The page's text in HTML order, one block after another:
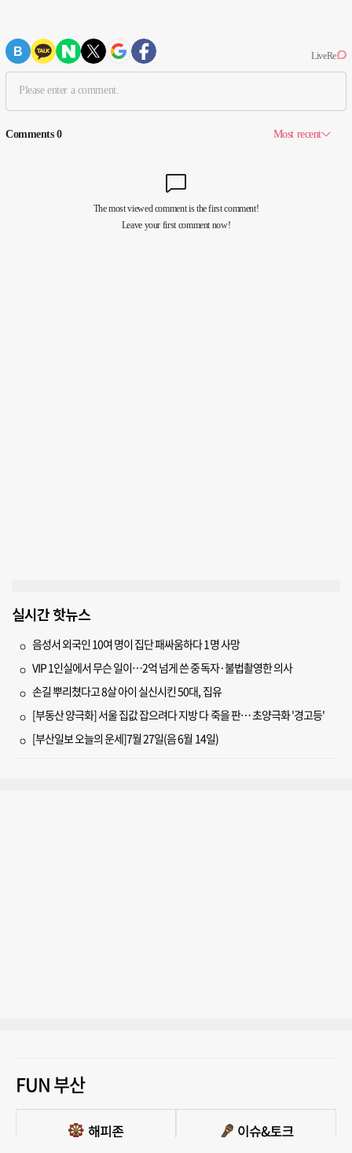
실시간 핫뉴스
음성서 외국인 10여 명이 집단 패싸움하다 1명 사망
VIP 1인실에서 무슨 일이…2억 넘게 쓴 중독자·불법촬영한 의사
손길 뿌리쳤다고 8살 아이 실신시킨 50대, 집유
[부동산 양극화] 서울 집값 잡으려다 지방 다 죽을 판… 초양극화 '경고등'
[부산일보 오늘의 운세]7월 27일(음 6월 14일)
FUN 부산